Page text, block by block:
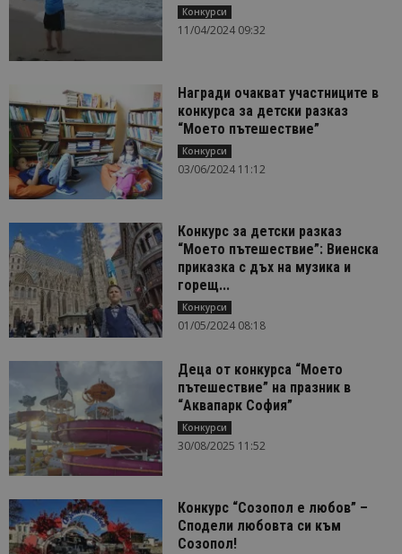
Конкурси
11/04/2024 09:32
Награди очакват участниците в
конкурса за детски разказ
“Моето пътешествие”
Конкурси
03/06/2024 11:12
Конкурс за детски разказ
“Моето пътешествие”: Виенска
приказка с дъх на музика и
горещ...
Конкурси
01/05/2024 08:18
Деца от конкурса “Моето
пътешествие” на празник в
“Аквапарк София”
Конкурси
30/08/2025 11:52
Конкурс “Созопол е любов” –
Сподели любовта си към
Созопол!